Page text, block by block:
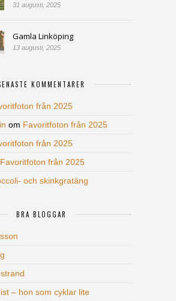
31 augusti, 2025
Gamla Linköping
13 augusti, 2025
KOMMENTARER
från 2025
om Favoritfoton från 2025
från 2025
Favoritfoton från 2025
och skinkgratäng
BRA BLOGGAR
– hon som cyklar lite